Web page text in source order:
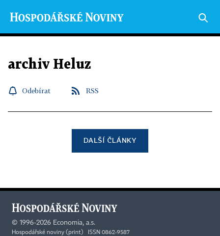
archiv Heluz
Odebírat RSS
DALŠÍ ČLÁNKY
© 1996-2026 Economia, a.s.
Hospodářské noviny (print) ISSN 0862-9587